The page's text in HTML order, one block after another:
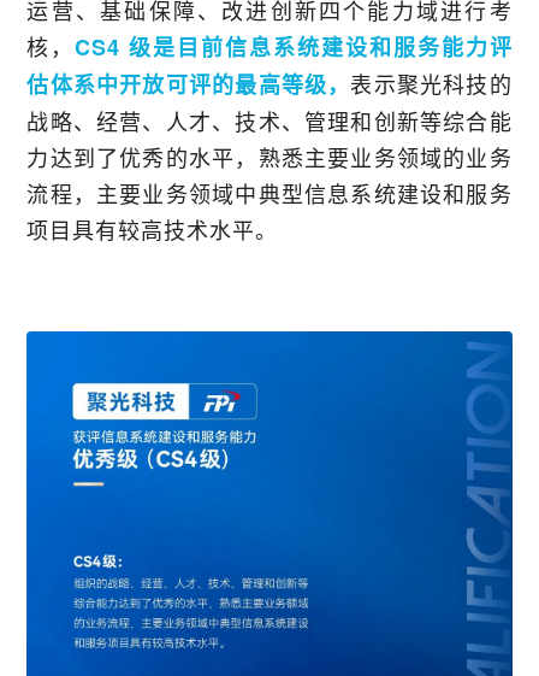
运营、基础保障、改进创新四个能力域进行考
核，CS4 级是目前信息系统建设和服务能力评
估体系中开放可评的最高等级， 表示聚光科技的
战略、经营、人才、技术、管理和创新等综合能
力达到了优秀的水平，熟悉主要业务领域的业务
流程，主要业务领域中典型信息系统建设和服务
项目具有较高技术水平。